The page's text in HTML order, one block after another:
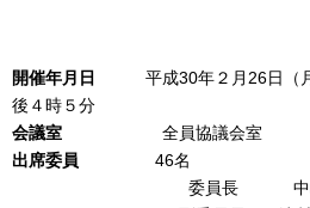
開催年月日
平成30年２月26日（月
後４時５分
会議室 全員協議会室
出席委員 46名
委員長 中嶋